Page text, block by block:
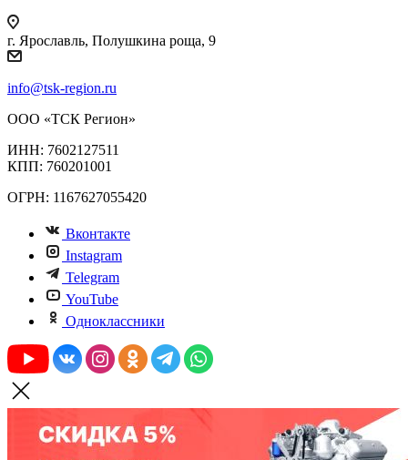
г. Ярославль, Полушкина роща, 9
info@tsk-region.ru
ООО «ТСК Регион»
ИНН: 7602127511
КПП: 760201001
ОГРН: 1167627055420
Вконтакте
Instagram
Telegram
YouTube
Одноклассники